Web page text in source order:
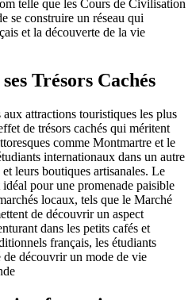
telle que les Cours de Civilisation
se construire un réseau qui
et la découverte de la vie
Trésors Cachés
attractions touristiques les plus
de trésors cachés qui méritent
comme Montmartre et le
internationaux dans un autre
leurs boutiques artisanales. Le
pour une promenade paisible
locaux, tels que le Marché
de découvrir un aspect
dans les petits cafés et
français, les étudiants
découvrir un mode de vie